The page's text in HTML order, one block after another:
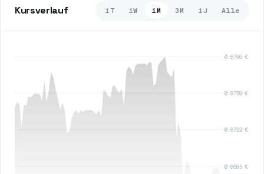
Kursverlauf 1T 1W 1M 3M 1J Alle
0,8796 €
0,8759 €
0,8722 €
0,8685 €